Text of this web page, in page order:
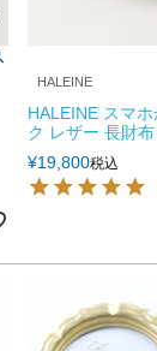
HALEINE
HALEINE スマ
ク レザー 長財
¥19,800税込